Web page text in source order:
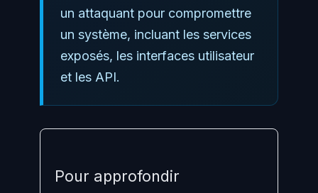
un attaquant pour compromettre
un système, incluant les services
exposés, les interfaces utilisateur
et les API.
Pour approfondir